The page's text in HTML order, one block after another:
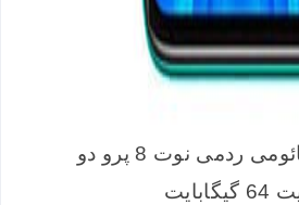
گوشی موبایل شیائومی ردمی نوت 8 پرو دو